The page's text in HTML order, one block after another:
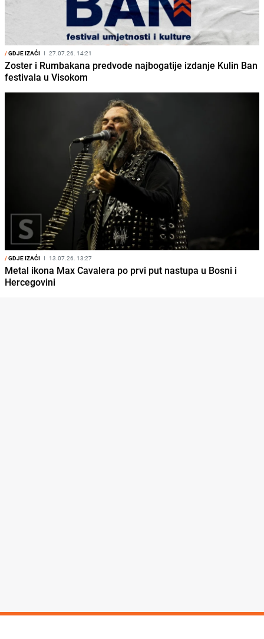
/GDJE IZAĆI I 27.07.26. 14:21
Zoster i Rumbakana predvode najbogatije izdanje Kulin Ban
festivala u Visokom
/GDJE IZAĆI I 13.07.26. 13:27
Metal ikona Max Cavalera po prvi put nastupa u Bosni i
Hercegovini